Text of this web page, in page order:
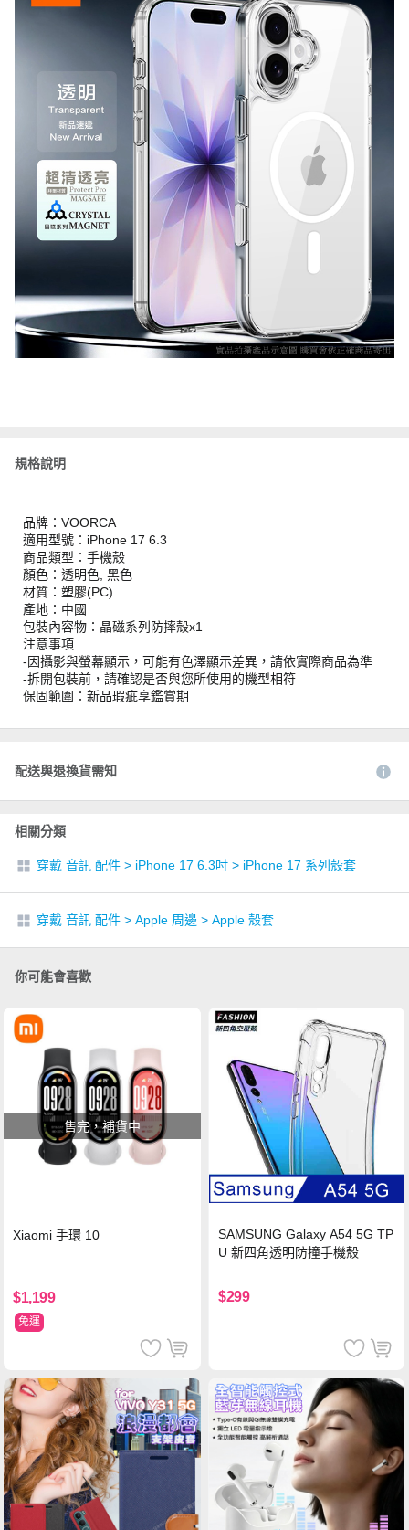
規格說明
品牌：VOORCA
適用型號：iPhone 17 6.3
商品類型：手機殼
顏色：透明色, 黑色
材質：塑膠(PC)
產地：中國
包裝內容物：晶磁系列防摔殼x1
注意事項
-因攝影與螢幕顯示，可能有色澤顯示差異，請依實際商品為準
-拆開包裝前，請確認是否與您所使用的機型相符
保固範圍：新品瑕疵享鑑賞期
配送與退換貨需知
相關分類
穿戴 音訊 配件 > iPhone 17 6.3吋 > iPhone 17 系列殼套
穿戴 音訊 配件 > Apple 周邊 > Apple 殼套
你可能會喜歡
售完，補貨中
Xiaomi 手環 10
$1,199
免運
SAMSUNG Galaxy A54 5G TP
U 新四角透明防撞手機殼
$299